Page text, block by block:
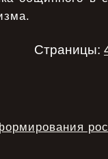
Страницы: